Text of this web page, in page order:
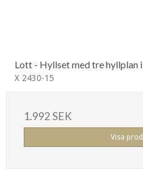
Lott - Hyllset med tre hyllplan
X 2430-15
1.992 SEK
Visa